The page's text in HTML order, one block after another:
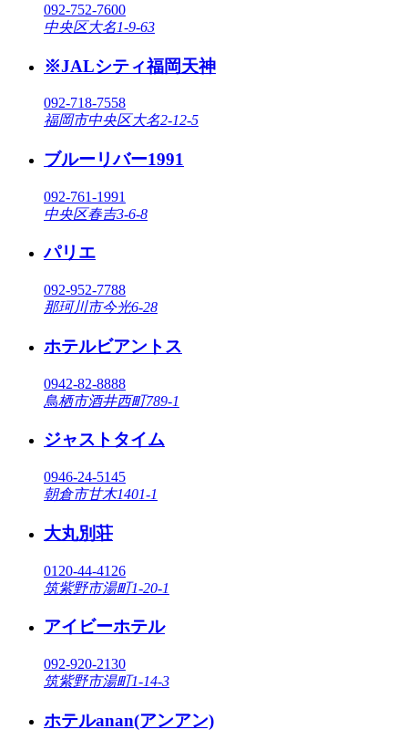
092-752-7600
中央区大名1-9-63
※JALシティ福岡天神
092-718-7558
福岡市中央区大名2-12-5
ブルーリバー1991
092-761-1991
中央区春吉3-6-8
パリエ
092-952-7788
那珂川市今光6-28
ホテルビアントス
0942-82-8888
鳥栖市酒井西町789-1
ジャストタイム
0946-24-5145
朝倉市甘木1401-1
大丸別荘
0120-44-4126
筑紫野市湯町1-20-1
アイビーホテル
092-920-2130
筑紫野市湯町1-14-3
ホテルanan(アンアン)